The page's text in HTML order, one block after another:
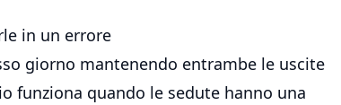
in un errore
giorno mantenendo entrambe le uscite
funziona quando le sedute hanno una